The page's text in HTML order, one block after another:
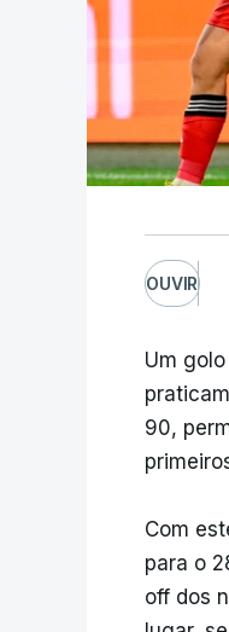
OUVIR
Um
90,
Com
para o
off dos